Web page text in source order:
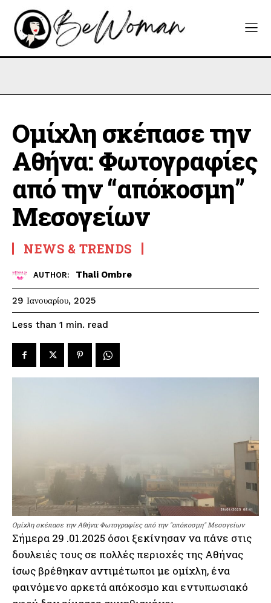
Ομίχλη σκέπασε την
Αθήνα: Φωτογραφίες
από την “απόκοσμη”
Μεσογείων
NEWS & TRENDS
AUTHOR: Thali Ombre
29 Ιανουαρίου, 2025
Less than 1 min. read
Ομίχλη σκέπασε την Αθήνα: Φωτογραφίες από την "απόκοσμη" Μεσογείων
Σήμερα 29 .01.2025 όσοι ξεκίνησαν να πάνε στις
δουλειές τους σε πολλές περιοχές της Αθήνας
ίσως βρέθηκαν αντιμέτωποι με ομίχλη, ένα
φαινόμενο αρκετά απόκοσμο και εντυπωσιακό